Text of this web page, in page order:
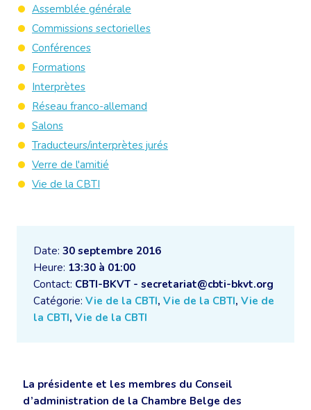
Date: 30 septembre 2016
Heure: 13:30 à 01:00
Contact: CBTI-BKVT - secretariat@cbti-bkvt.org
Catégorie: Vie de la CBTI, Vie de la CBTI, Vie de
la CBTI, Vie de la CBTI
La présidente et les membres du Conseil
d’administration de la Chambre Belge des
Assemblée générale
Commissions sectorielles
Conférences
Formations
Interprètes
Réseau franco-allemand
Salons
Traducteurs/interprètes jurés
Verre de l'amitié
Vie de la CBTI